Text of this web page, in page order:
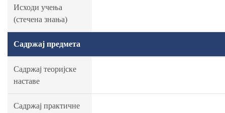
Исходи учења
(стечена знања)
Садржај предмета
Садржај теоријске
наставе
Садржај практичне